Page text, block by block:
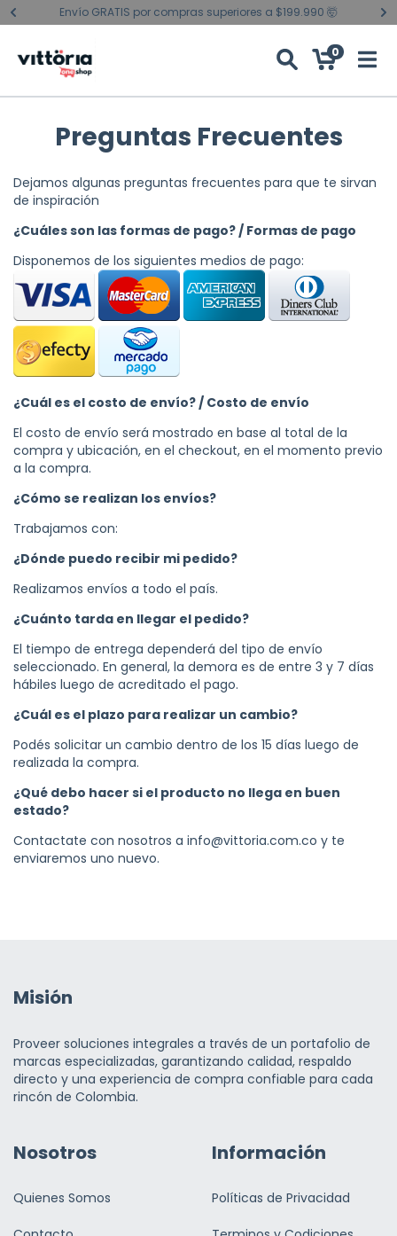
Envío GRATIS por compras superiores a $199.990 🤯
0
Preguntas Frecuentes
Dejamos algunas preguntas frecuentes para que te sirvan
de inspiración
¿Cuáles son las formas de pago? / Formas de pago
Disponemos de los siguientes medios de pago:
¿Cuál es el costo de envío? / Costo de envío
El costo de envío será mostrado en base al total de la
compra y ubicación, en el checkout, en el momento previo
a la compra.
¿Cómo se realizan los envíos?
Trabajamos con:
¿Dónde puedo recibir mi pedido?
Realizamos envíos a todo el país.
¿Cuánto tarda en llegar el pedido?
El tiempo de entrega dependerá del tipo de envío
seleccionado. En general, la demora es de entre 3 y 7 días
hábiles luego de acreditado el pago.
¿Cuál es el plazo para realizar un cambio?
Podés solicitar un cambio dentro de los 15 días luego de
realizada la compra.
¿Qué debo hacer si el producto no llega en buen
estado?
Contactate con nosotros a info@vittoria.com.co y te
enviaremos uno nuevo.
Misión
Proveer soluciones integrales a través de un portafolio de
marcas especializadas, garantizando calidad, respaldo
directo y una experiencia de compra confiable para cada
rincón de Colombia.
Nosotros
Quienes Somos
Información
Políticas de Privacidad